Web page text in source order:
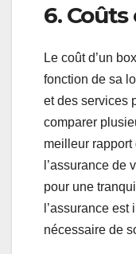
6.
Le coût d’un
fonction de sa
et des services
comparer
meilleur
l’assurance de
pour une
l’assurance
nécessaire de